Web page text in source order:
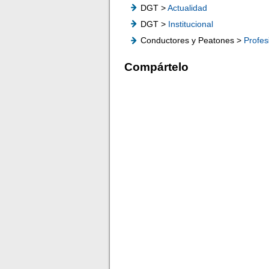
DGT >Actualidad
DGT > Institucional
Conductores y Peatones >
Compártelo